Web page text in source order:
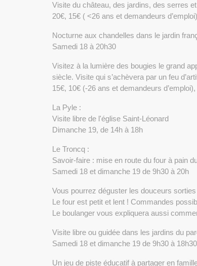
Visite du château, des jardins, des serres
20€, 15€ ( <26 ans et demandeurs
Nocturne aux chandelles dans le jardin
Samedi 18 à 20h30
Visitez à la lumière des bougies le grand
siècle. Visite qui s’achèvera par un feu
15€, 10€ (-26 ans et demandeurs
La Pyle :
Visite libre de l'église Saint-Léonard
Dimanche 19, de 14h à 18h
Le Troncq :
Savoir-faire : mise en route du four à pain
Samedi 18 et dimanche 19 de 9h30 à 20h
Vous pourrez déguster les douceurs
Le four est petit et lent ! Commandes
Le boulanger vous expliquera aussi
Visite libre ou guidée dans les jardins du
Samedi 18 et dimanche 19 de 9h30 à 18h30
Un jeu de piste éducatif à partager en